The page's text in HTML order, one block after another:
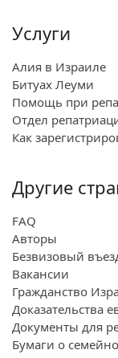
Услуги
Алия в Израиле
Битуах Леуми
Помощь при
Отдел
Как
Другие
FAQ
Авторы
Безвизовый
Вакансии
Гражданство
Доказательства
Документы для
Бумаги о